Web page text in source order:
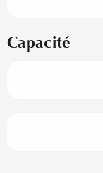
Capacité